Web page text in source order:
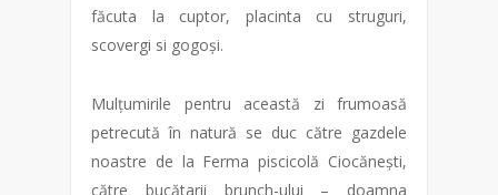
făcuta la cuptor, placinta cu struguri,
scovergi si gogoși.
Mulțumirile pentru această zi frumoasă
petrecută în natură se duc către gazdele
noastre de la Ferma piscicolă Ciocănești,
către bucătarii brunch-ului – doamna